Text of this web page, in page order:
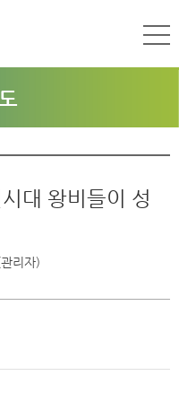
대 왕비들이 성
리자)